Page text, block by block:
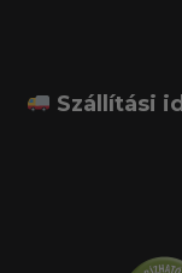
Szállítási